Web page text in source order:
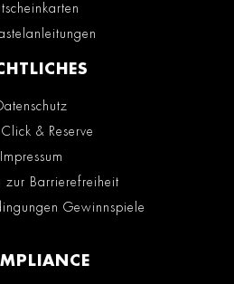
& Reserve
Impressum
zur Barrierefreiheit
Gewinnspiele